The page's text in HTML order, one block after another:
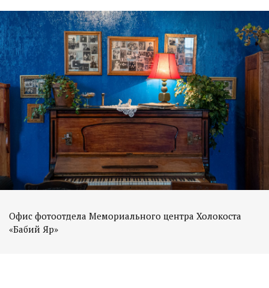
Офис фотоотдела Мемориального центра Холокоста
«Бабий Яр»